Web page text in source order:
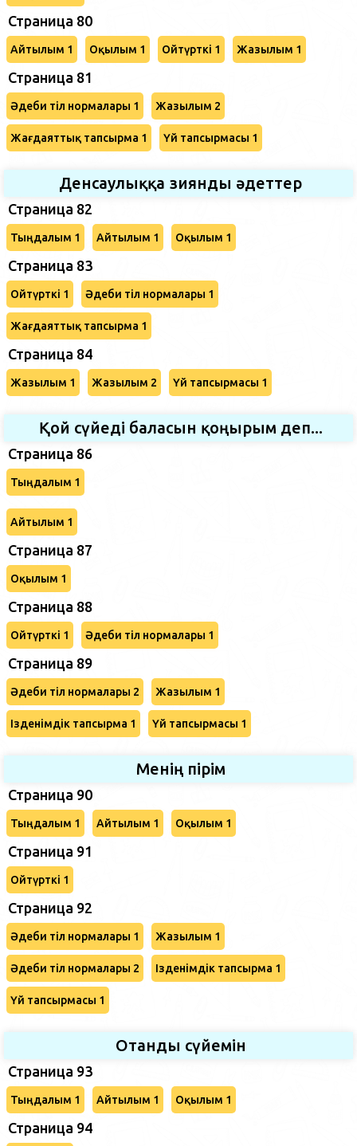
Страница 80
Айтылым 1 Оқылым 1 Ойтүрткі 1 Жазылым 1
Страница 81
Әдеби тіл нормалары 1 Жазылым 2
Жағдаяттық тапсырма 1 Үй тапсырмасы 1
Денсаулыққа зиянды әдеттер
Страница 82
Тыңдалым 1 Айтылым 1 Оқылым 1
Страница 83
Ойтүрткі 1 Әдеби тіл нормалары 1
Жағдаяттық тапсырма 1
Страница 84
Жазылым 1 Жазылым 2 Үй тапсырмасы 1
Қой сүйеді баласын қоңырым деп...
Страница 86
Тыңдалым 1
Айтылым 1
Страница 87
Оқылым 1
Страница 88
Ойтүрткі 1 Әдеби тіл нормалары 1
Страница 89
Әдеби тіл нормалары 2 Жазылым 1
Ізденімдік тапсырма 1 Үй тапсырмасы 1
Менің пірім
Страница 90
Тыңдалым 1 Айтылым 1 Оқылым 1
Страница 91
Ойтүрткі 1
Страница 92
Әдеби тіл нормалары 1 Жазылым 1
Әдеби тіл нормалары 2 Ізденімдік тапсырма 1
Үй тапсырмасы 1
Отанды сүйемін
Страница 93
Тыңдалым 1 Айтылым 1 Оқылым 1
Страница 94